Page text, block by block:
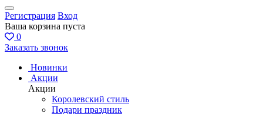
Регистрация Вход
Ваша корзина пуста
0
Заказать звонок
Новинки
Акции
Акции
Королевский стиль
Подари праздник